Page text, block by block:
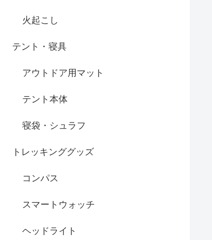
火起こし
テント・寝具
アウトドア用マット
テント本体
寝袋・シュラフ
トレッキンググッズ
コンパス
スマートウォッチ
ヘッドライト